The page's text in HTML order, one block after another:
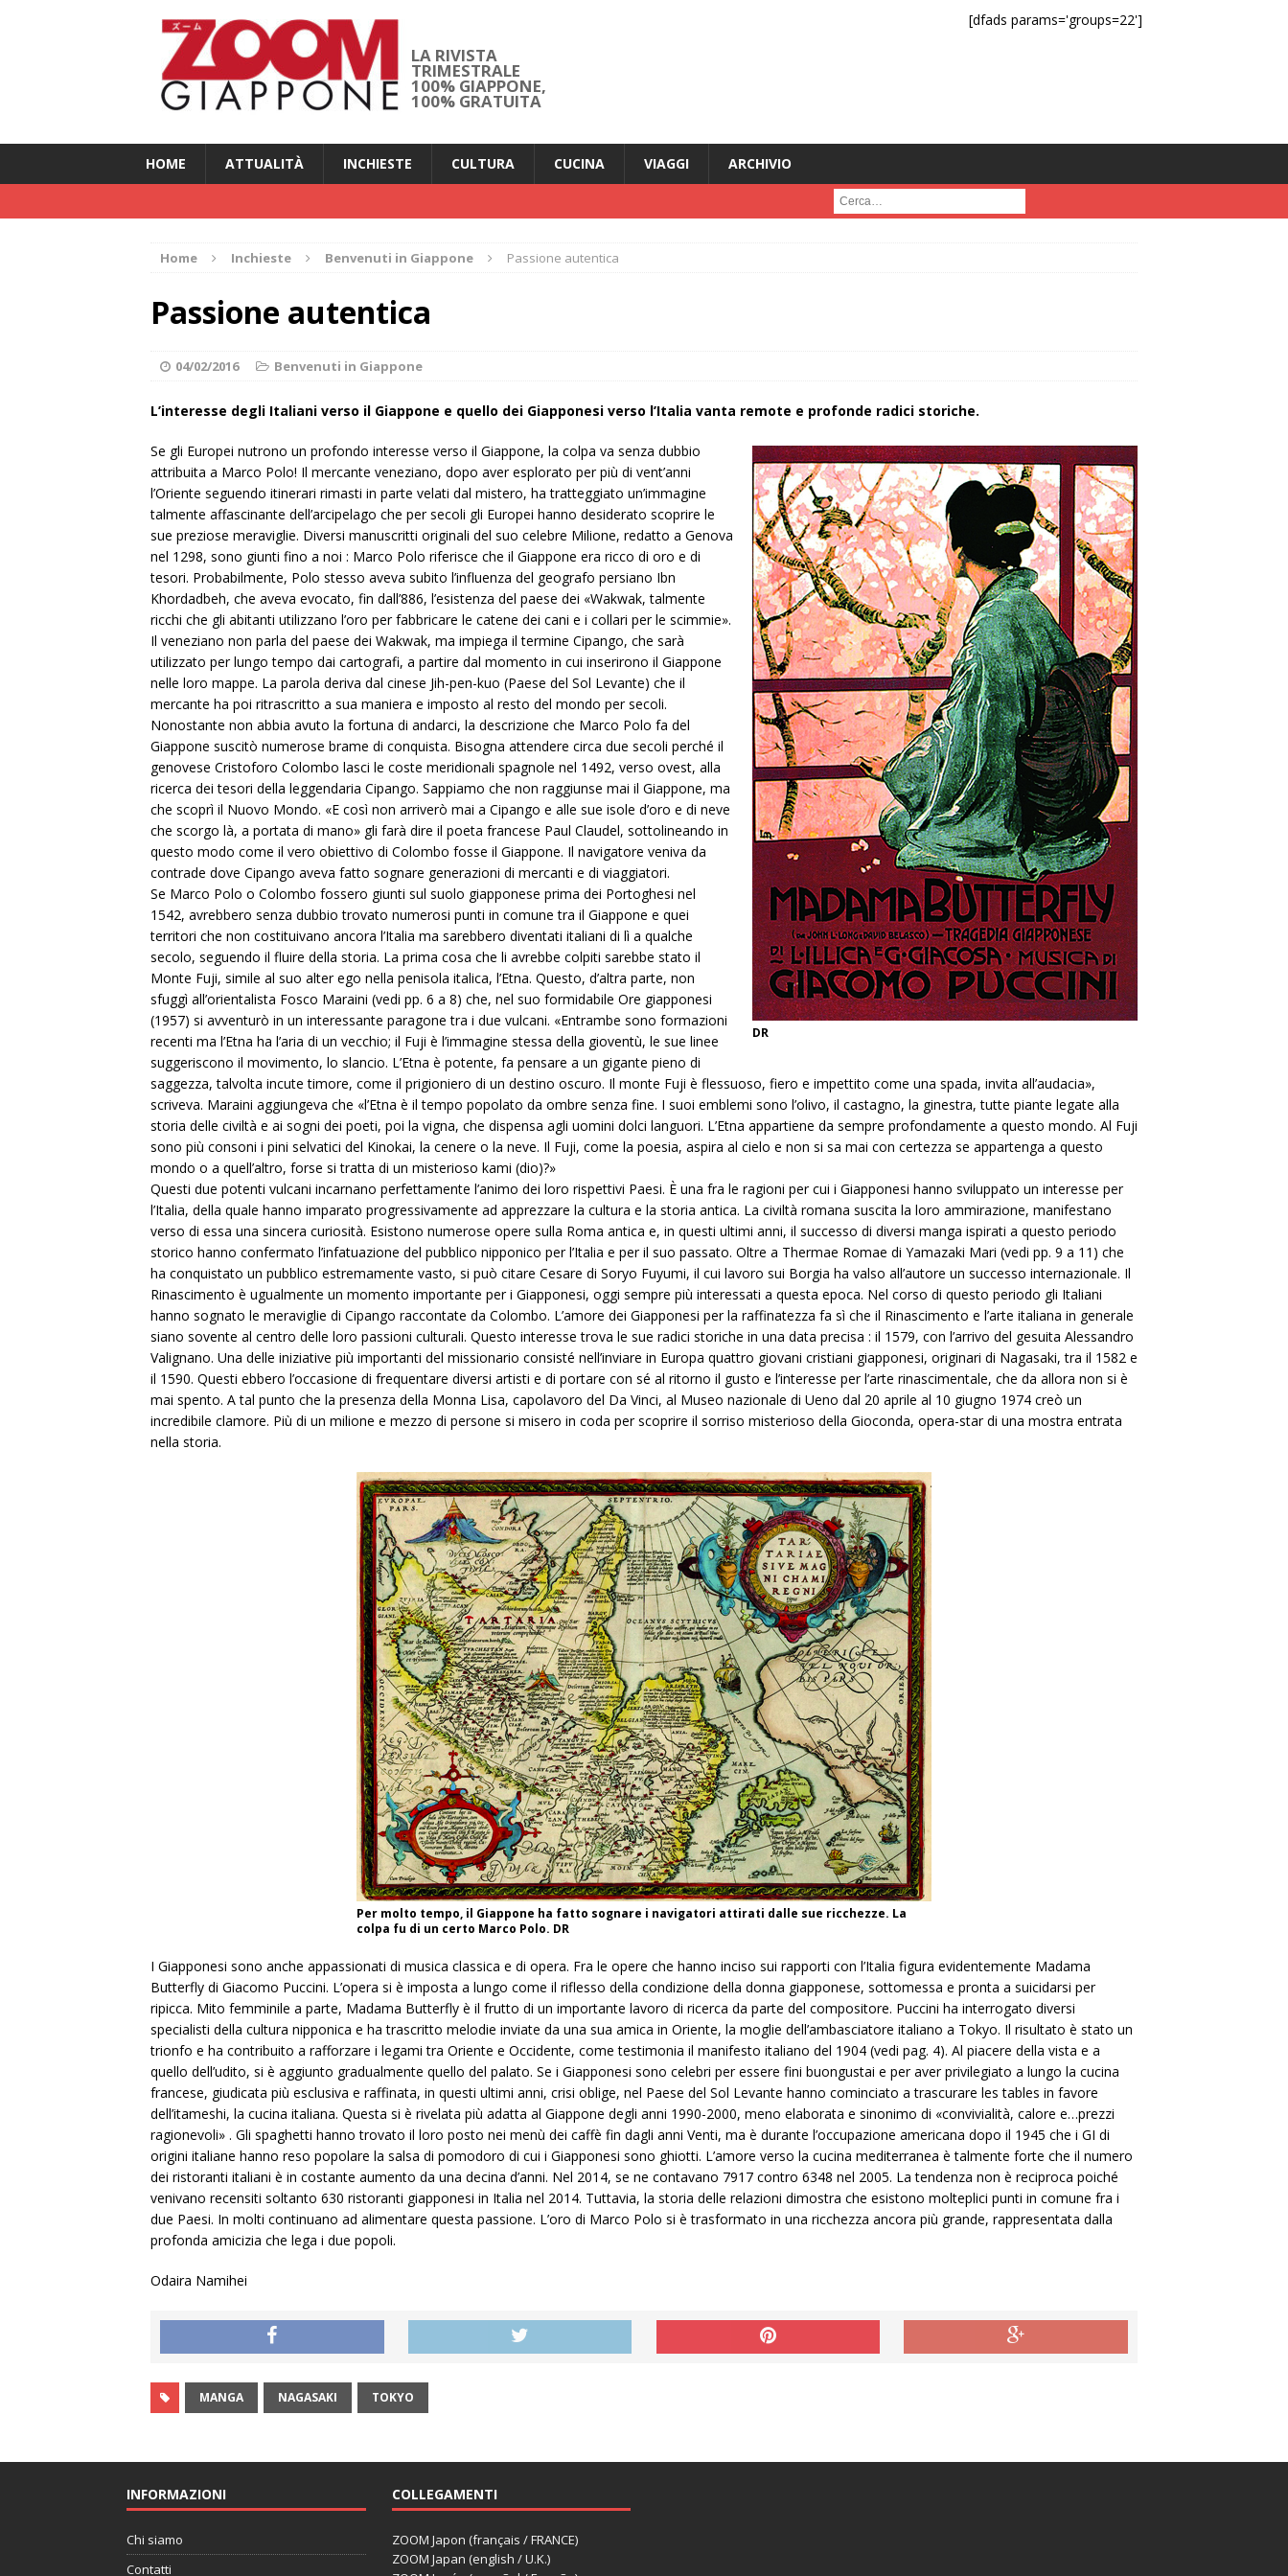
LA RIVISTA
TRIMESTRALE
100% GIAPPONE,
100% GRATUITA
[dfads params='groups=22']
HOME ATTUALITÀ INCHIESTE CULTURA CUCINA VIAGGI
ARCHIVIO
Cerca :
Home Inchieste Benvenuti in Giappone Passione autentica
Passione autentica
04/02/2016 Benvenuti in Giappone
L’interesse degli Italiani verso il Giappone e quello dei Giapponesi verso l’Italia vanta remote e profonde radici storiche.
DR
Se gli Europei nutrono un profondo interesse verso il Giappone, la colpa va senza dubbio
attribuita a Marco Polo! Il mercante veneziano, dopo aver esplorato per più di vent’anni
l’Oriente seguendo itinerari rimasti in parte velati dal mistero, ha tratteggiato un’immagine
talmente affascinante dell’arcipelago che per secoli gli Europei hanno desiderato scoprire le
sue preziose meraviglie. Diversi manuscritti originali del suo celebre Milione, redatto a Genova
nel 1298, sono giunti fino a noi : Marco Polo riferisce che il Giappone era ricco di oro e di
tesori. Probabilmente, Polo stesso aveva subito l’influenza del geografo persiano Ibn
Khordadbeh, che aveva evocato, fin dall’886, l’esistenza del paese dei «Wakwak, talmente
ricchi che gli abitanti utilizzano l’oro per fabbricare le catene dei cani e i collari per le scimmie».
Il veneziano non parla del paese dei Wakwak, ma impiega il termine Cipango, che sarà
utilizzato per lungo tempo dai cartografi, a partire dal momento in cui inserirono il Giappone
nelle loro mappe. La parola deriva dal cinese Jih-pen-kuo (Paese del Sol Levante) che il
mercante ha poi ritrascritto a sua maniera e imposto al resto del mondo per secoli.
Nonostante non abbia avuto la fortuna di andarci, la descrizione che Marco Polo fa del
Giappone suscitò numerose brame di conquista. Bisogna attendere circa due secoli perché il
genovese Cristoforo Colombo lasci le coste meridionali spagnole nel 1492, verso ovest, alla
ricerca dei tesori della leggendaria Cipango. Sappiamo che non raggiunse mai il Giappone, ma
che scoprì il Nuovo Mondo. «E così non arriverò mai a Cipango e alle sue isole d’oro e di neve
che scorgo là, a portata di mano» gli farà dire il poeta francese Paul Claudel, sottolineando in
questo modo come il vero obiettivo di Colombo fosse il Giappone. Il navigatore veniva da
contrade dove Cipango aveva fatto sognare generazioni di mercanti e di viaggiatori.
Se Marco Polo o Colombo fossero giunti sul suolo giapponese prima dei Portoghesi nel
1542, avrebbero senza dubbio trovato numerosi punti in comune tra il Giappone e quei
territori che non costituivano ancora l’Italia ma sarebbero diventati italiani di lì a qualche
secolo, seguendo il fluire della storia. La prima cosa che li avrebbe colpiti sarebbe stato il
Monte Fuji, simile al suo alter ego nella penisola italica, l’Etna. Questo, d’altra parte, non
sfuggì all’orientalista Fosco Maraini (vedi pp. 6 a 8) che, nel suo formidabile Ore giapponesi
(1957) si avventurò in un interessante paragone tra i due vulcani. «Entrambe sono formazioni
recenti ma l’Etna ha l’aria di un vecchio; il Fuji è l’immagine stessa della gioventù, le sue linee
suggeriscono il movimento, lo slancio. L’Etna è potente, fa pensare a un gigante pieno di
saggezza, talvolta incute timore, come il prigioniero di un destino oscuro. Il monte Fuji è flessuoso, fiero e impettito come una spada, invita all’audacia»,
scriveva. Maraini aggiungeva che «l’Etna è il tempo popolato da ombre senza fine. I suoi emblemi sono l’olivo, il castagno, la ginestra, tutte piante legate alla
storia delle civiltà e ai sogni dei poeti, poi la vigna, che dispensa agli uomini dolci languori. L’Etna appartiene da sempre profondamente a questo mondo. Al Fuji
sono più consoni i pini selvatici del Kinokai, la cenere o la neve. Il Fuji, come la poesia, aspira al cielo e non si sa mai con certezza se appartenga a questo
mondo o a quell’altro, forse si tratta di un misterioso kami (dio)?»
Questi due potenti vulcani incarnano perfettamente l’animo dei loro rispettivi Paesi. È una fra le ragioni per cui i Giapponesi hanno sviluppato un interesse per
l’Italia, della quale hanno imparato progressivamente ad apprezzare la cultura e la storia antica. La civiltà romana suscita la loro ammirazione, manifestano
verso di essa una sincera curiosità. Esistono numerose opere sulla Roma antica e, in questi ultimi anni, il successo di diversi manga ispirati a questo periodo
storico hanno confermato l’infatuazione del pubblico nipponico per l’Italia e per il suo passato. Oltre a Thermae Romae di Yamazaki Mari (vedi pp. 9 a 11) che
ha conquistato un pubblico estremamente vasto, si può citare Cesare di Soryo Fuyumi, il cui lavoro sui Borgia ha valso all’autore un successo internazionale. Il
Rinascimento è ugualmente un momento importante per i Giapponesi, oggi sempre più interessati a questa epoca. Nel corso di questo periodo gli Italiani
hanno sognato le meraviglie di Cipango raccontate da Colombo. L’amore dei Giapponesi per la raffinatezza fa sì che il Rinascimento e l’arte italiana in generale
siano sovente al centro delle loro passioni culturali. Questo interesse trova le sue radici storiche in una data precisa : il 1579, con l’arrivo del gesuita Alessandro
Valignano. Una delle iniziative più importanti del missionario consisté nell’inviare in Europa quattro giovani cristiani giapponesi, originari di Nagasaki, tra il 1582 e
il 1590. Questi ebbero l’occasione di frequentare diversi artisti e di portare con sé al ritorno il gusto e l’interesse per l’arte rinascimentale, che da allora non si è
mai spento. A tal punto che la presenza della Monna Lisa, capolavoro del Da Vinci, al Museo nazionale di Ueno dal 20 aprile al 10 giugno 1974 creò un
incredibile clamore. Più di un milione e mezzo di persone si misero in coda per scoprire il sorriso misterioso della Gioconda, opera-star di una mostra entrata
nella storia.
Per molto tempo, il Giappone ha fatto sognare i navigatori attirati dalle sue ricchezze. La
colpa fu di un certo Marco Polo. DR
I Giapponesi sono anche appassionati di musica classica e di opera. Fra le opere che hanno inciso sui rapporti con l’Italia figura evidentemente Madama
Butterfly di Giacomo Puccini. L’opera si è imposta a lungo come il riflesso della condizione della donna giapponese, sottomessa e pronta a suicidarsi per
ripicca. Mito femminile a parte, Madama Butterfly è il frutto di un importante lavoro di ricerca da parte del compositore. Puccini ha interrogato diversi
specialisti della cultura nipponica e ha trascritto melodie inviate da una sua amica in Oriente, la moglie dell’ambasciatore italiano a Tokyo. Il risultato è stato un
trionfo e ha contribuito a rafforzare i legami tra Oriente e Occidente, come testimonia il manifesto italiano del 1904 (vedi pag. 4). Al piacere della vista e a
quello dell’udito, si è aggiunto gradualmente quello del palato. Se i Giapponesi sono celebri per essere fini buongustai e per aver privilegiato a lungo la cucina
francese, giudicata più esclusiva e raffinata, in questi ultimi anni, crisi oblige, nel Paese del Sol Levante hanno cominciato a trascurare les tables in favore
dell’itameshi, la cucina italiana. Questa si è rivelata più adatta al Giappone degli anni 1990-2000, meno elaborata e sinonimo di «convivialità, calore e…prezzi
ragionevoli» . Gli spaghetti hanno trovato il loro posto nei menù dei caffè fin dagli anni Venti, ma è durante l’occupazione americana dopo il 1945 che i GI di
origini italiane hanno reso popolare la salsa di pomodoro di cui i Giapponesi sono ghiotti. L’amore verso la cucina mediterranea è talmente forte che il numero
dei ristoranti italiani è in costante aumento da una decina d’anni. Nel 2014, se ne contavano 7917 contro 6348 nel 2005. La tendenza non è reciproca poiché
venivano recensiti soltanto 630 ristoranti giapponesi in Italia nel 2014. Tuttavia, la storia delle relazioni dimostra che esistono molteplici punti in comune fra i
due Paesi. In molti continuano ad alimentare questa passione. L’oro di Marco Polo si è trasformato in una ricchezza ancora più grande, rappresentata dalla
profonda amicizia che lega i due popoli.
Odaira Namihei
MANGA NAGASAKI TOKYO
INFORMAZIONI
Chi siamo
Contatti
COLLEGAMENTI
ZOOM Japon (français / FRANCE)
ZOOM Japan (english / U.K.)